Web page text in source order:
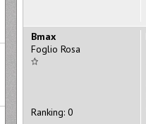
Bmax
Foglio Rosa
Ranking: 0